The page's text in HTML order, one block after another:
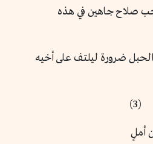
صلاح جاهين في هذه
ضرورة ليلتف على أخيه
(3)
أملٍ